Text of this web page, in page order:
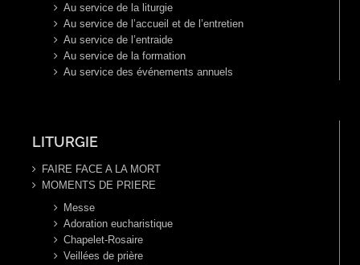
Au service de la liturgie
Au service de l’accueil et de l’entretien
Au service de l’entraide
Au service de la formation
Au service des événements annuels
LITURGIE
FAIRE FACE A LA MORT
MOMENTS DE PRIERE
Messe
Adoration eucharistique
Chapelet-Rosaire
Veillées de prière